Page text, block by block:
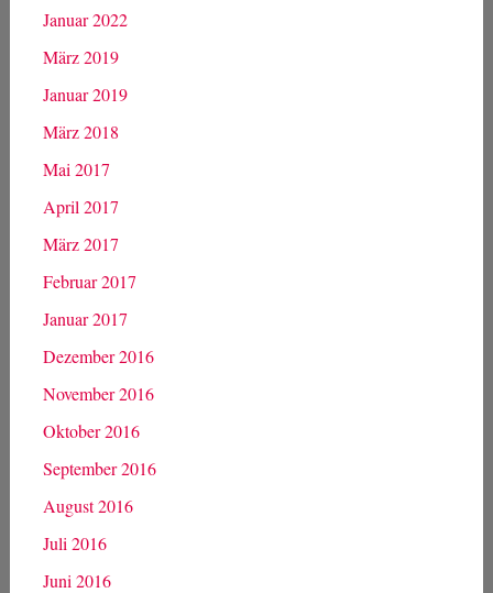
Januar 2022
März 2019
Januar 2019
März 2018
Mai 2017
April 2017
März 2017
Februar 2017
Januar 2017
Dezember 2016
November 2016
Oktober 2016
September 2016
August 2016
Juli 2016
Juni 2016